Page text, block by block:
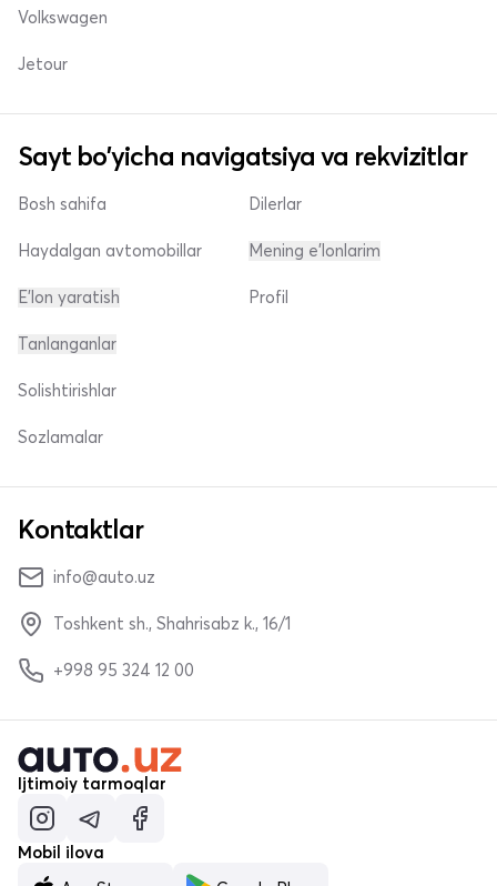
Volkswagen
Jetour
Sayt bo'yicha navigatsiya va rekvizitlar
Bosh sahifa
Haydalgan avtomobillar
E'lon yaratish
Dilerlar
Mening e'lonlarim
Profil
Tanlanganlar
Solishtirishlar
Sozlamalar
Kontaktlar
info@auto.uz
Toshkent sh., Shahrisabz k., 16/1
+998 95 324 12 00
Ijtimoiy tarmoqlar
Mobil ilova